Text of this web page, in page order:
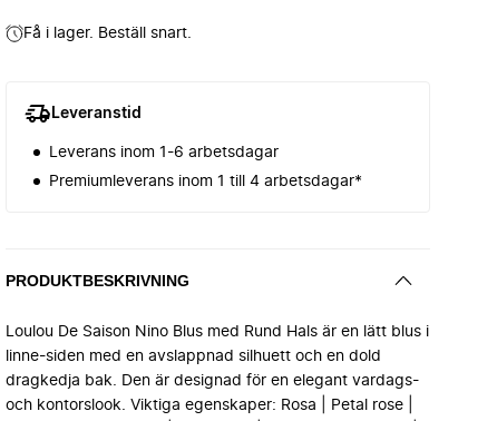
Få i lager. Beställ snart.
Leveranstid
Leverans inom 1-6 arbetsdagar
Premiumleverans inom 1 till 4 arbetsdagar*
PRODUKTBESKRIVNING
Loulou De Saison Nino Blus med Rund Hals är en lätt blus i
linne-siden med en avslappnad silhuett och en dold
dragkedja bak. Den är designad för en elegant vardags-
och kontorslook. Viktiga egenskaper: Rosa | Petal rose |